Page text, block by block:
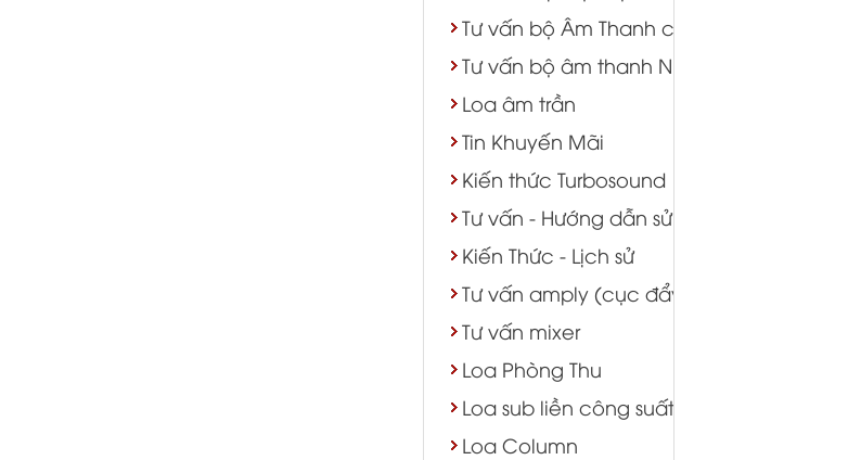
Tư vấn bộ Âm Thanh cửa hàng shop TTTM
Tư vấn bộ âm thanh Nhà Chùa
Loa âm trần
Tin Khuyến Mãi
Kiến thức Turbosound
Tư vấn - Hướng dẫn sử dụng
Kiến Thức - Lịch sử
Tư vấn amply (cục đẩy)
Tư vấn mixer
Loa Phòng Thu
Loa sub liền công suất
Loa Column